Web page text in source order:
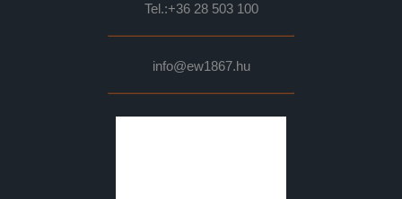
Tel.:+36 28 503 100
info@ew1867.hu